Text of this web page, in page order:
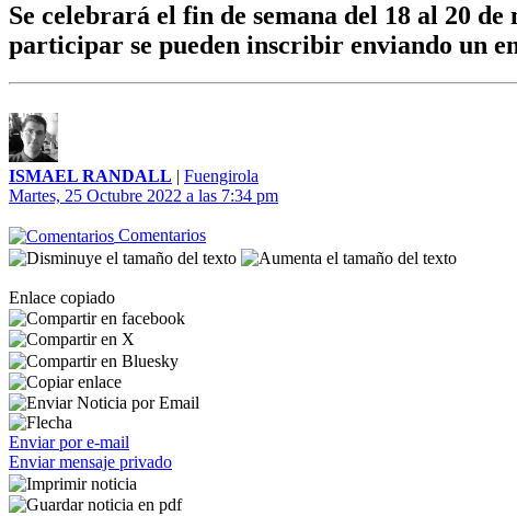
Se celebrará el fin de semana del 18 al 20
participar se pueden inscribir enviando un
ISMAEL RANDALL | Fuengirola
Martes, 25 Octubre 2022 a las 7:34 pm
Comentarios
Enlace copiado
Enviar por e-mail
Enviar mensaje privado